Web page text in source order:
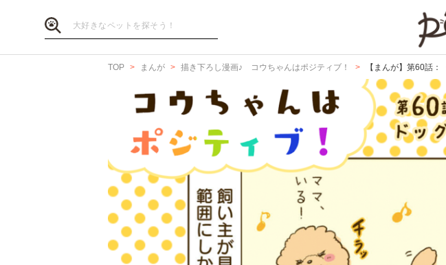
TOP まんが 描き下ろし漫画♪ コウちゃんはポジティブ！ 【まんが】第60話